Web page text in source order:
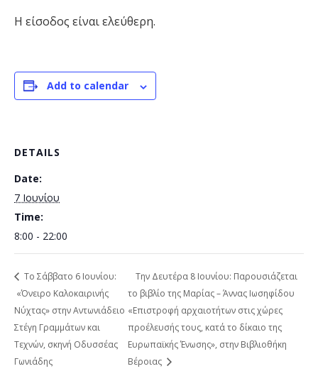
Η είσοδος είναι ελεύθερη.
Add to calendar
DETAILS
Date:
7 Ιουνίου
Time:
8:00 - 22:00
Το Σάββατο 6 Ιουνίου:
«Όνειρο Καλοκαιρινής
Νύχτας» στην Αντωνιάδειο
Στέγη Γραμμάτων και
Τεχνών, σκηνή Οδυσσέας
Γωνιάδης
Την Δευτέρα 8 Ιουνίου: Παρουσιάζεται
το βιβλίο της Μαρίας – Άννας Ιωσηφίδου
«Επιστροφή αρχαιοτήτων στις χώρες
προέλευσής τους, κατά το δίκαιο της
Ευρωπαϊκής Ένωσης», στην Βιβλιοθήκη
Βέροιας